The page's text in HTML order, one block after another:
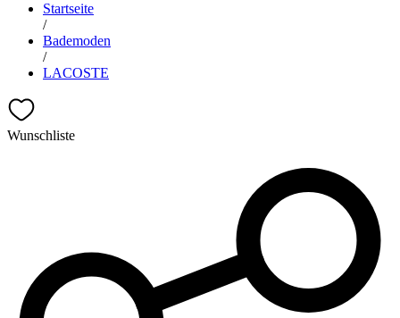
Startseite
/
Bademoden
/
LACOSTE
Wunschliste